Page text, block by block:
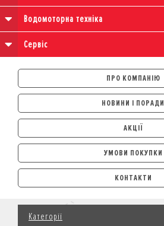
Водомоторна техніка
Сервіс
ПРО КОМПАНІЮ
НОВИНИ І ПОРАДИ
АКЦІЇ
УМОВИ ПОКУПКИ
АВТОМОБІЛІ
ЛІЗИНГ
КРЕДИТ
СТРАХУВАННЯ
КОНТАКТИ
Категорії